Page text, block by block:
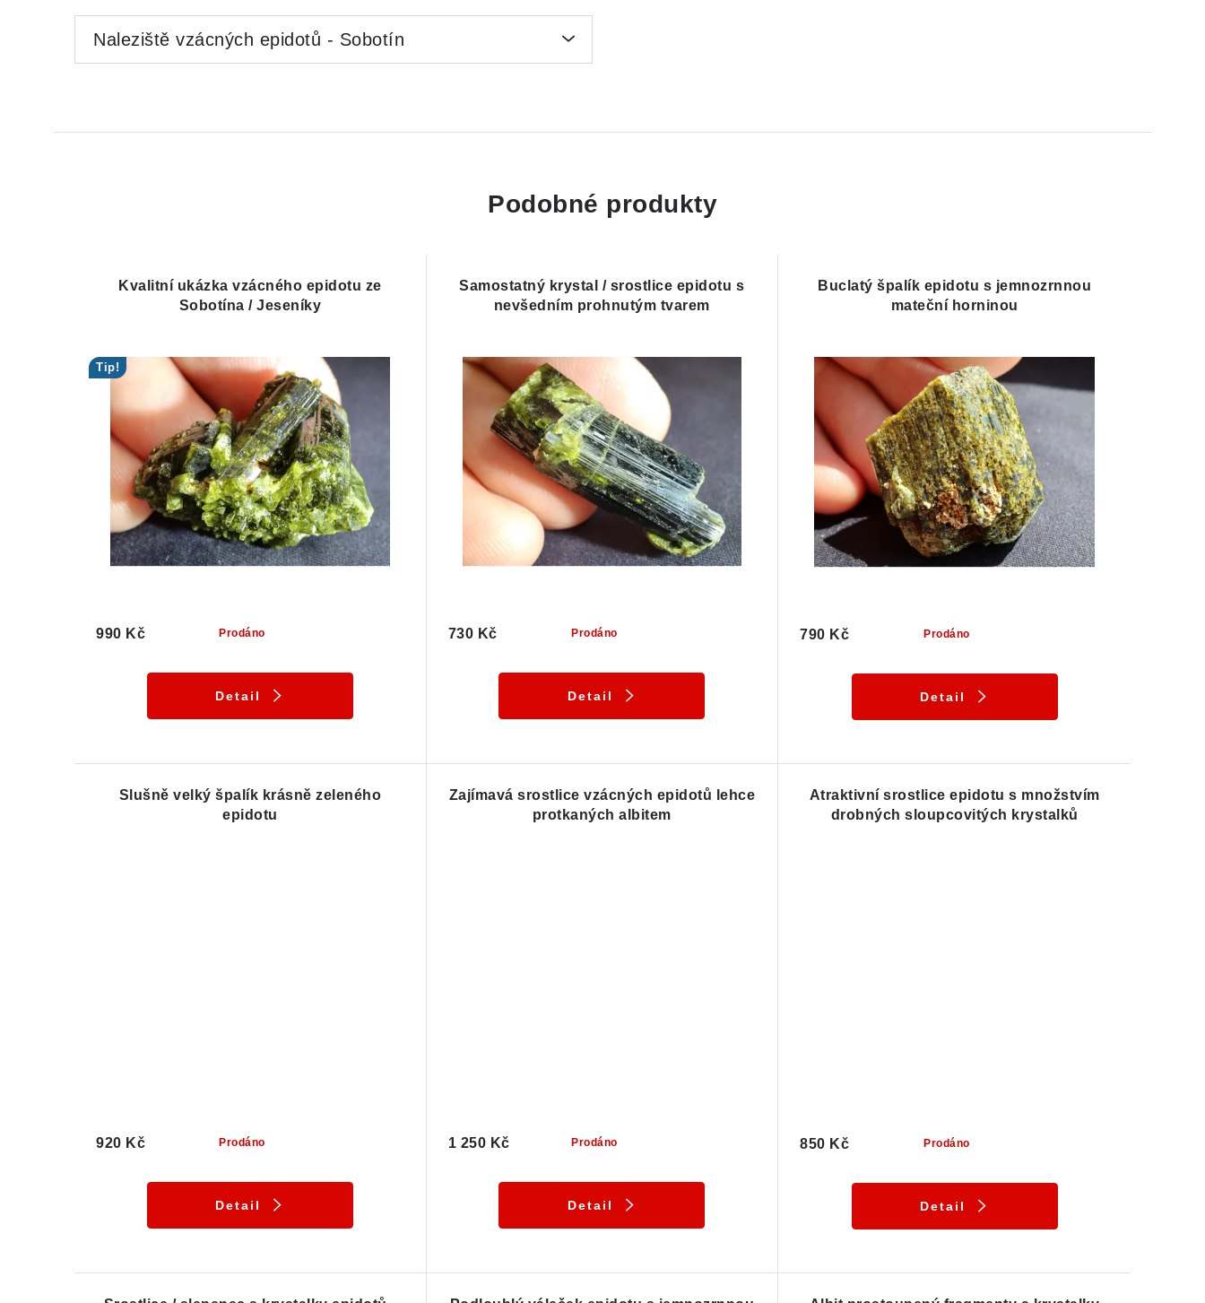
Naleziště vzácných epidotů - Sobotín
Podobné produkty
Kvalitní ukázka vzácného epidotu ze
Sobotína / Jeseníky
Tip!
Prodáno
990 Kč
Detail
Samostatný krystal / srostlice epidotu s
nevšedním prohnutým tvarem
Prodáno
730 Kč
Detail
Buclatý špalík epidotu s jemnozrnnou
mateční horninou
Prodáno
790 Kč
Detail
Slušně velký špalík krásně zeleného
epidotu
Prodáno
920 Kč
Detail
Zajímavá srostlice vzácných epidotů lehce
protkaných albitem
Prodáno
1 250 Kč
Detail
Atraktivní srostlice epidotu s množstvím
drobných sloupcovitých krystalků
Prodáno
850 Kč
Detail